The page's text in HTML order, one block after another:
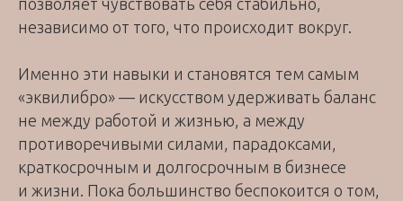
позволяет чувствовать себя стабильно,
независимо от того, что происходит вокруг.
Именно эти навыки и становятся тем самым
«эквилибро» — искусством удерживать баланс
не между работой и жизнью, а между
противоречивыми силами, парадоксами,
краткосрочным и долгосрочным в бизнесе
и жизни. Пока большинство беспокоится о том,